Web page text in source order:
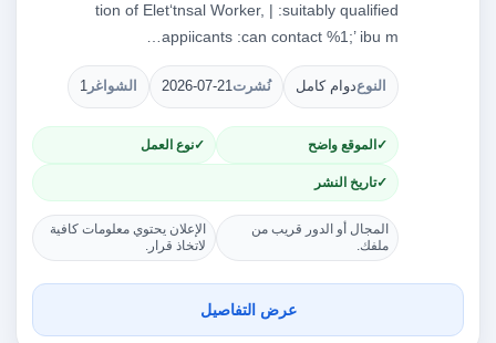
tion of Elet‘tnsal Worker, | :suitably qualified
appiicants :can contact %1;’ ibu m…
النوعدوام كامل نُشرت2026-07-21 الشواغر 1
الموقع واضح نوع العمل
تاريخ النشر
المجال أو الدور قريب من
ملفك.
الإعلان يحتوي معلومات كافية
لاتخاذ قرار.
عرض التفاصيل